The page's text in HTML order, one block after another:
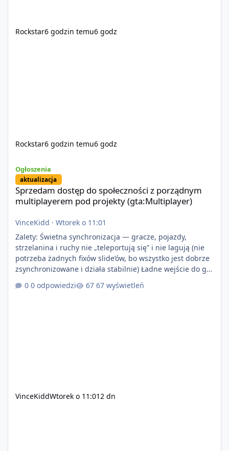
Rockstar6 godzin temu6 godz
Rockstar6 godzin temu6 godz
Ogłoszenia
aktualizacja
Sprzedam dostęp do społeczności z porządnym
multiplayerem pod projekty (gta:Multiplayer)
VinceKidd · Wtorek o 11:01
Zalety: Świetna synchronizacja — gracze, pojazdy,
strzelanina i ruchy nie „teleportują się” i nie lagują (nie
potrzeba żadnych fixów slide’ów, bo wszystko jest dobrze
zsynchronizowane i działa stabilnie) Ładne wejście do gry
+ solidny antycheat na poziomie multiplayera Wygodne
pisanie własnych modów i skryptów (wsparcie C# / JS /
0 odpowiedzi 67 wyświetleń
VinceKiddWtorek o 11:01 2 dn